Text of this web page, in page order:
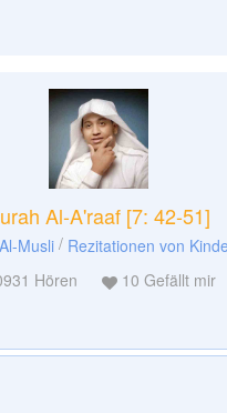
Al-A'raaf [7: 42-51]
Musli/ Rezitationen von
Hören 10 Gefällt mir